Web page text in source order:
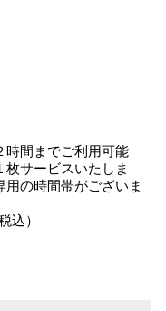
時間までご利用可能
サービスいたしま
の時間帯がございま
込）